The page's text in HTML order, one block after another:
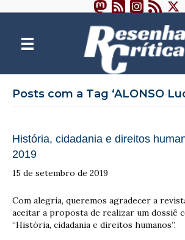
Posts com a Tag ‘ALONSO
História, cidadania e direitos
2019
15 de setembro de 2019
Com alegria, queremos agradecer a
aceitar a proposta de realizar um dossiê
“História, cidadania e direitos humanos”.